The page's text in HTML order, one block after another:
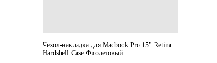
Чехол-накладка для Macbook Pro 15" Retina
Hardshell Case Фиолетовый